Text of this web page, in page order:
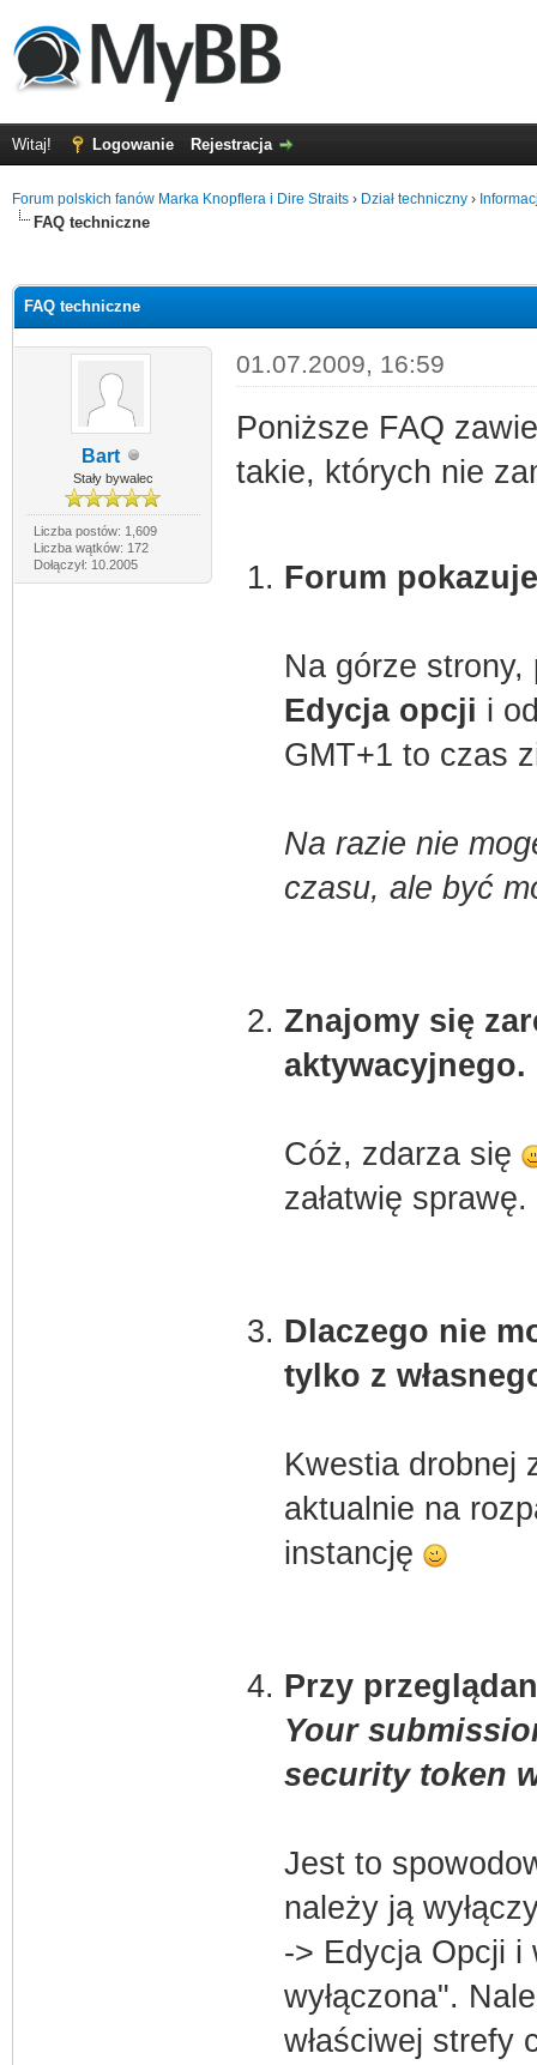
Witaj! Logowanie Rejestracja
Forum polskich fanów Marka Knopflera i Dire Straits › Dział techniczny ›
FAQ techniczne
FAQ techniczne
Bart
Stały bywalec
Liczba postów: 1,609
Liczba wątków: 172
Dołączył: 10.2005
01.07.2009, 16:59
Poniższe FAQ
takie, których nie
Forum
Na górze
Edycja opcji i
GMT+1 to czas
Na razie nie
czasu, ale być
Znajomy się
aktywacyjnego.
Cóż, zdarza się
załatwię sprawę.
Dlaczego nie
tylko z
Kwestia drobnej
aktualnie na
instancję
Przy
Your
security token
Jest to
należy ją
-> Edycja Opcji i
wyłączona".
właściwej strefy